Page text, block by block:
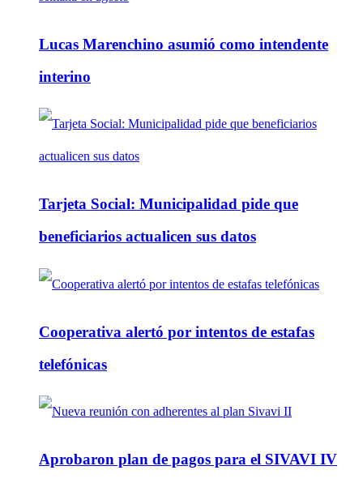
Lucas Marenchino asumió como intendente
interino
Tarjeta Social: Municipalidad pide que
beneficiarios actualicen sus datos
Cooperativa alertó por intentos de estafas
telefónicas
Aprobaron plan de pagos para el SIVAVI IV